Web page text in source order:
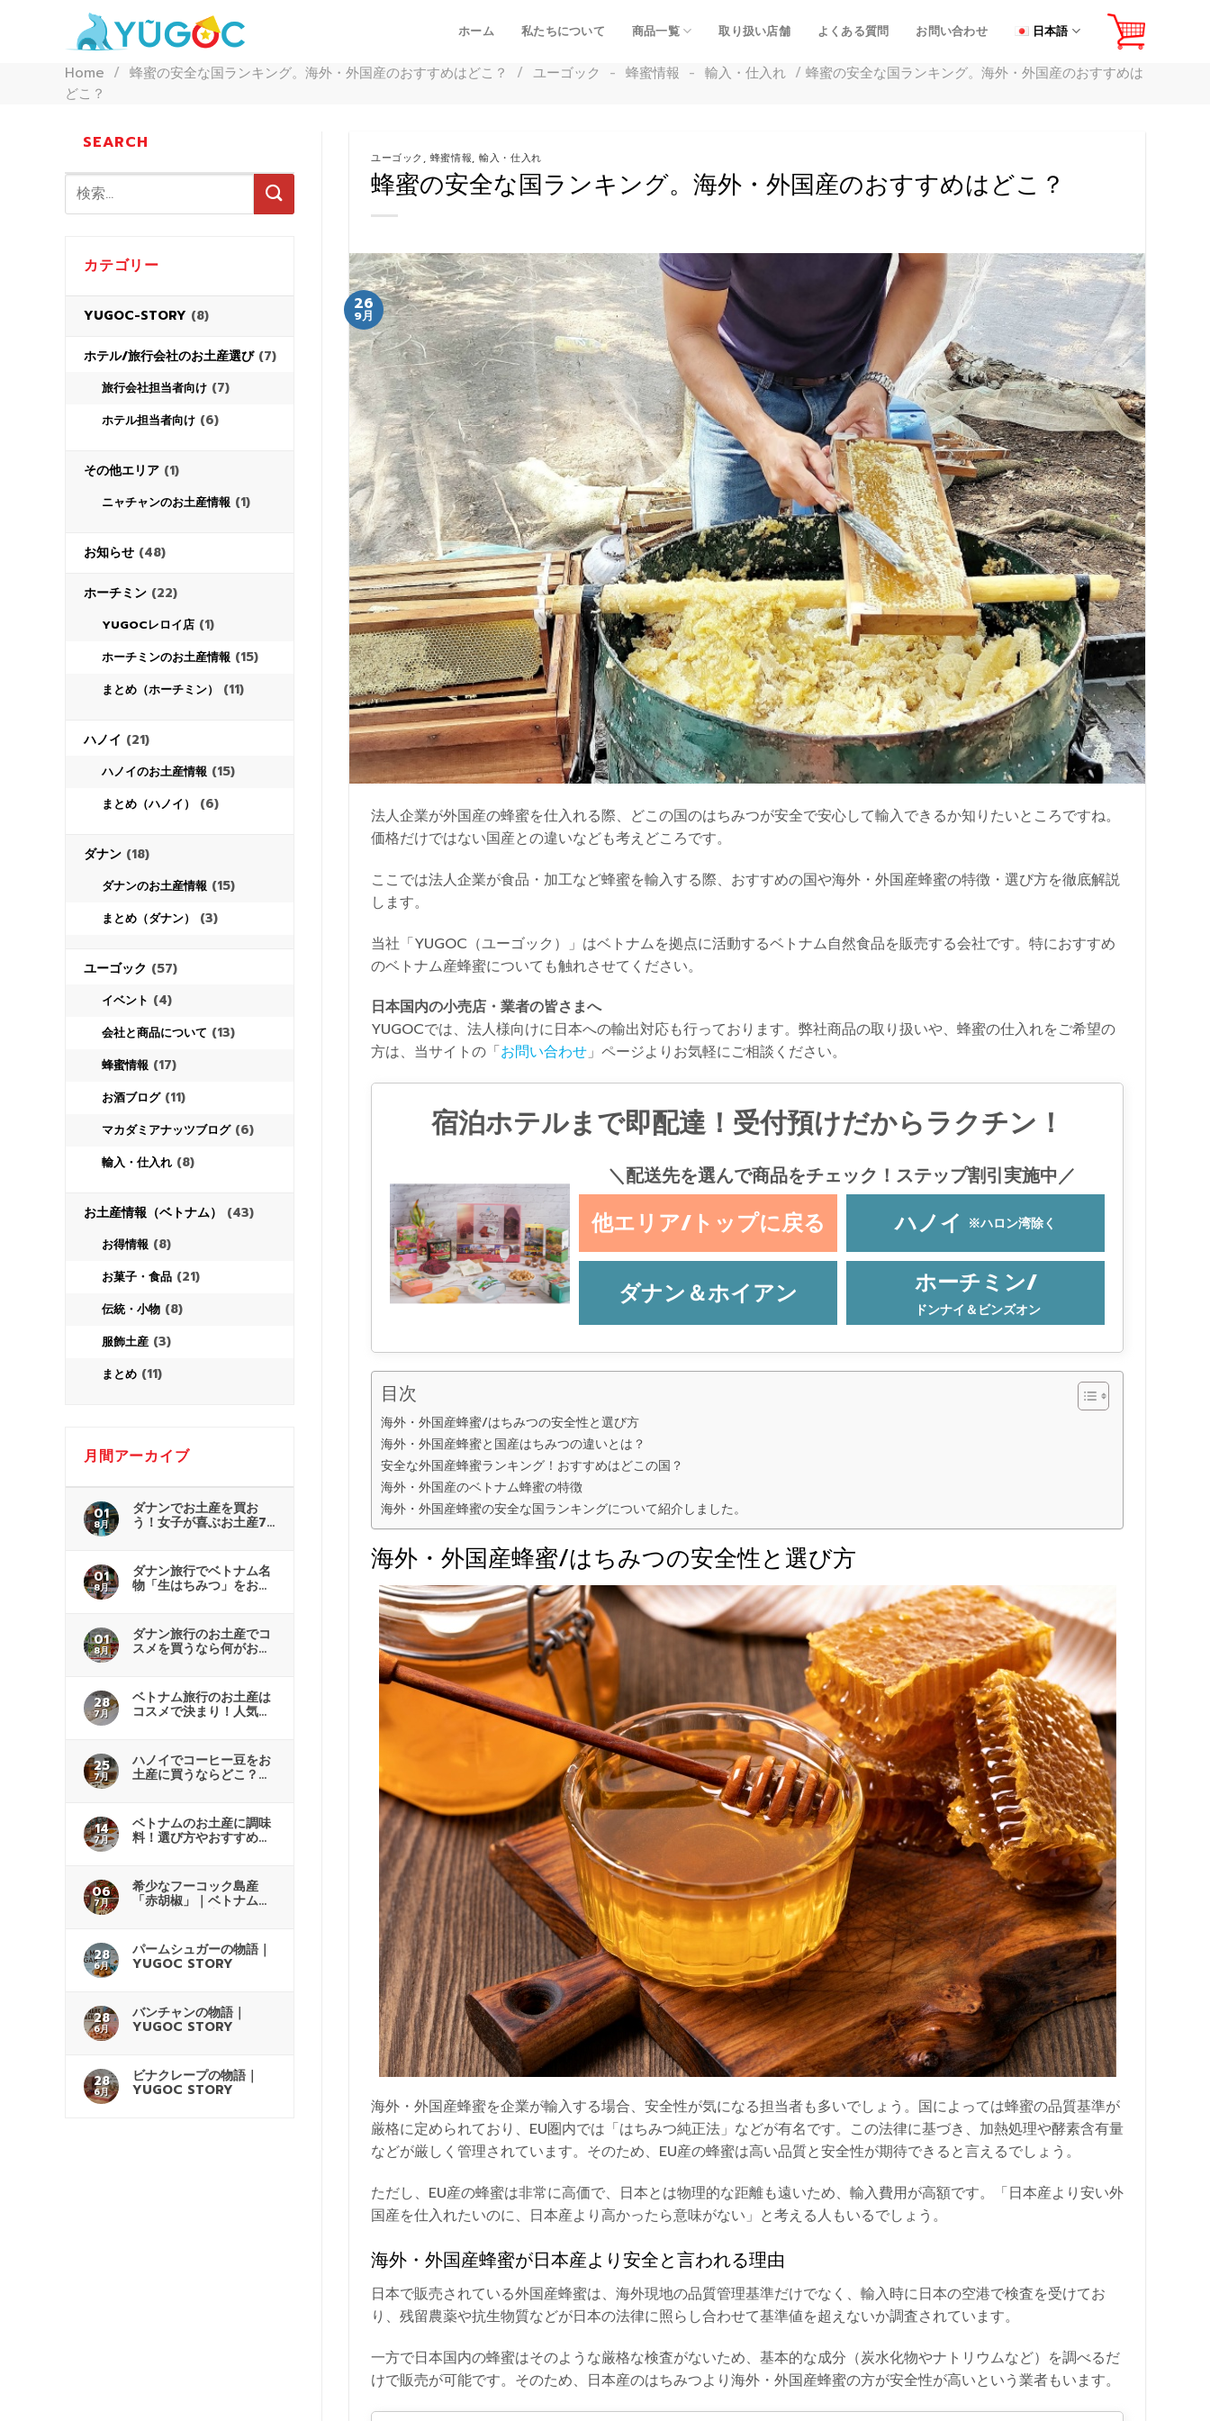
ホーム 私たちについて 商品一覧 取り扱い店舗 よくある質問 お問い合わせ 日本語
Home / 蜂蜜の安全な国ランキング。海外・外国産のおすすめはどこ？ / ユーゴック - 蜂蜜情報 - 輸入・仕入れ / 蜂蜜の安全な国ランキング。海外・外国産のおすすめは
どこ？
SEARCH
カテゴリー
YUGOC-STORY (8)
ホテル/旅行会社のお土産選び(7)
旅行会社担当者向け (7)
ホテル担当者向け (6)
その他エリア (1)
ニャチャンのお土産情報 (1)
お知らせ (48)
ホーチミン (22)
YUGOCレロイ店 (1)
ホーチミンのお土産情報 (15)
まとめ（ホーチミン） (11)
ハノイ (21)
ハノイのお土産情報 (15)
まとめ（ハノイ） (6)
ダナン (18)
ダナンのお土産情報 (15)
まとめ（ダナン） (3)
ユーゴック (57)
イベント (4)
会社と商品について (13)
蜂蜜情報 (17)
お酒ブログ(11)
マカダミアナッツブログ(6)
輸入・仕入れ (8)
お土産情報（ベトナム） (43)
お得情報 (8)
お菓子・食品 (21)
伝統・小物 (8)
服飾土産 (3)
まとめ (11)
月間アーカイブ
01
8月
ダナンでお土産を買お
う！女子が喜ぶお土産7
01
8月
ダナン旅行でベトナム名
物「生はちみつ」をお土
産に！
01
8月
ダナン旅行のお土産でコ
スメを買うなら何がおす
28
7月
ベトナム旅行のお土産は
コスメで決まり！人気商
25
7月
ハノイでコーヒー豆をお
土産に買うならどこ？商
品の選び方
14
7月
ベトナムのお土産に調味
料！選び方やおすすめの
購入先解説
06
7月
希少なフーコック島産
「赤胡椒」｜ベトナムで
人気の高級土産
28
6月
パームシュガーの物語｜
YUGOC STORY
28
6月
バンチャンの物語｜
YUGOC STORY
28
6月
ビナクレープの物語｜
YUGOC STORY
ユーゴック , 蜂蜜情報,輸入・仕入れ
蜂蜜の安全な国ランキング。海外・外国産のおすすめはどこ？
26
9月
法人企業が外国産の蜂蜜を仕入れる際、どこの国のはちみつが安全で安心して輸入できるか知りたいところですね。
価格だけではない国産との違いなども考えどころです。
ここでは法人企業が食品・加工など蜂蜜を輸入する際、おすすめの国や海外・外国産蜂蜜の特徴・選び方を徹底解説
します。
当社「YUGOC（ユーゴック）」はベトナムを拠点に活動するベトナム自然食品を販売する会社です。特におすすめ
のベトナム産蜂蜜についても触れさせてください。
日本国内の小売店・業者の皆さまへ
YUGOCでは、法人様向けに日本への輸出対応も行っております。弊社商品の取り扱いや、蜂蜜の仕入れをご希望の
方は、当サイトの「お問い合わせ」ページよりお気軽にご相談ください。
宿泊ホテルまで即配達！受付預けだからラクチン！
＼配送先を選んで商品をチェック！ステップ割引実施中／
他エリア/トップに戻る ハノイ ※ハロン湾除く
ダナン＆ホイアン ホーチミン/
ドンナイ＆ビンズオン
目次
海外・外国産蜂蜜/はちみつの安全性と選び方
海外・外国産蜂蜜と国産はちみつの違いとは？
安全な外国産蜂蜜ランキング！おすすめはどこの国？
海外・外国産のベトナム蜂蜜の特徴
海外・外国産蜂蜜の安全な国ランキングについて紹介しました。
海外・外国産蜂蜜/はちみつの安全性と選び方
海外・外国産蜂蜜を企業が輸入する場合、安全性が気になる担当者も多いでしょう。国によっては蜂蜜の品質基準が
厳格に定められており、EU圏内では「はちみつ純正法」などが有名です。この法律に基づき、加熱処理や酵素含有量
などが厳しく管理されています。そのため、EU産の蜂蜜は高い品質と安全性が期待できると言えるでしょう。
ただし、EU産の蜂蜜は非常に高価で、日本とは物理的な距離も遠いため、輸入費用が高額です。「日本産より安い外
国産を仕入れたいのに、日本産より高かったら意味がない」と考える人もいるでしょう。
海外・外国産蜂蜜が日本産より安全と言われる理由
日本で販売されている外国産蜂蜜は、海外現地の品質管理基準だけでなく、輸入時に日本の空港で検査を受けてお
り、残留農薬や抗生物質などが日本の法律に照らし合わせて基準値を超えないか調査されています。
一方で日本国内の蜂蜜はそのような厳格な検査がないため、基本的な成分（炭水化物やナトリウムなど）を調べるだ
けで販売が可能です。そのため、日本産のはちみつより海外・外国産蜂蜜の方が安全性が高いという業者もいます。